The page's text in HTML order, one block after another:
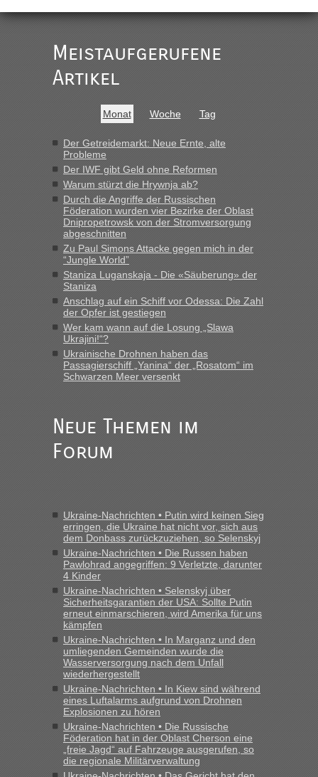
Meistaufgerufene
Artikel
Monat Woche Tag
Der Getreidemarkt: Neue Ernte, alte
Probleme
Der IWF gibt Geld ohne Reformen
Warum stürzt die Hrywnja ab?
Durch die Angriffe der Russischen
Föderation wurden vier Bezirke der Oblast
Dnipropetrowsk von der Stromversorgung
abgeschnitten
Zu Paul Simons Attacke gegen mich in der
“Jungle World”
Staniza Luganskaja - Die «Säuberung» der
Staniza
Anschlag auf ein Schiff vor Odessa: Die Zahl
der Opfer ist gestiegen
Wer kam wann auf die Losung „Slawa
Ukrajini!“?
Ukrainische Drohnen haben das
Passagierschiff „Yanina“ der „Rosatom“ im
Schwarzen Meer versenkt
Neue Themen im
Forum
Ukraine-Nachrichten • Putin wird keinen Sieg
erringen, die Ukraine hat nicht vor, sich aus
dem Donbass zurückzuziehen, so Selenskyj
Ukraine-Nachrichten • Die Russen haben
Pawlohrad angegriffen: 9 Verletzte, darunter
4 Kinder
Ukraine-Nachrichten • Selenskyj über
Sicherheitsgarantien der USA: Sollte Putin
erneut einmarschieren, wird Amerika für uns
kämpfen
Ukraine-Nachrichten • In Marganz und den
umliegenden Gemeinden wurde die
Wasserversorgung nach dem Unfall
wiederhergestellt
Ukraine-Nachrichten • In Kiew sind während
eines Luftalarms aufgrund von Drohnen
Explosionen zu hören
Ukraine-Nachrichten • Die Russische
Föderation hat in der Oblast Cherson eine
„freie Jagd“ auf Fahrzeuge ausgerufen, so
die regionale Militärverwaltung